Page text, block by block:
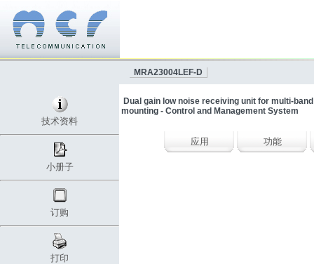
技术资料
小册子
订购
打印
MRA23004LEF-D
Dual gain low noise receiving unit for multi-
mounting - Control and Management System
应用 功能